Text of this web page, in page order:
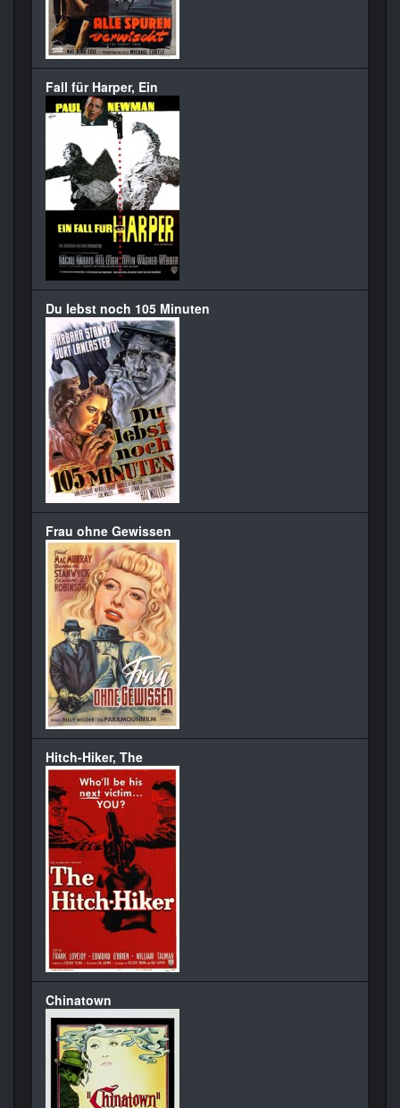
Fall für Harper, Ein
Du lebst noch 105 Minuten
Frau ohne Gewissen
Hitch-Hiker, The
Chinatown